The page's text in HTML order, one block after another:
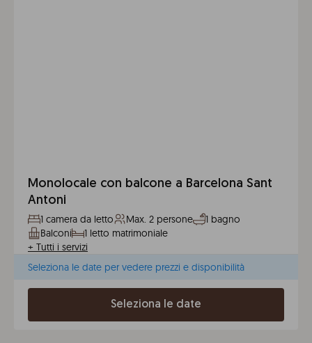
Monolocale con balcone a Barcelona Sant
Antoni
1 camera da letto Max. 2 persone
1 bagno
Balconi
1 letto matrimoniale
+ Tutti i servizi
Seleziona le date per vedere prezzi e disponibilità
Seleziona le date